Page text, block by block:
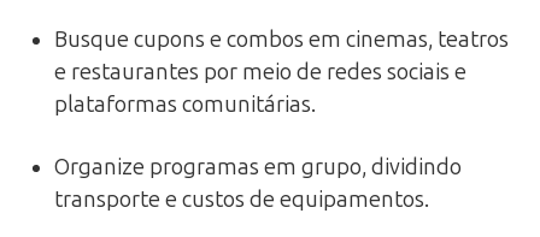
Busque cupons e combos em cinemas, teatros
e restaurantes por meio de redes sociais e
plataformas comunitárias.
Organize programas em grupo, dividindo
transporte e custos de equipamentos.